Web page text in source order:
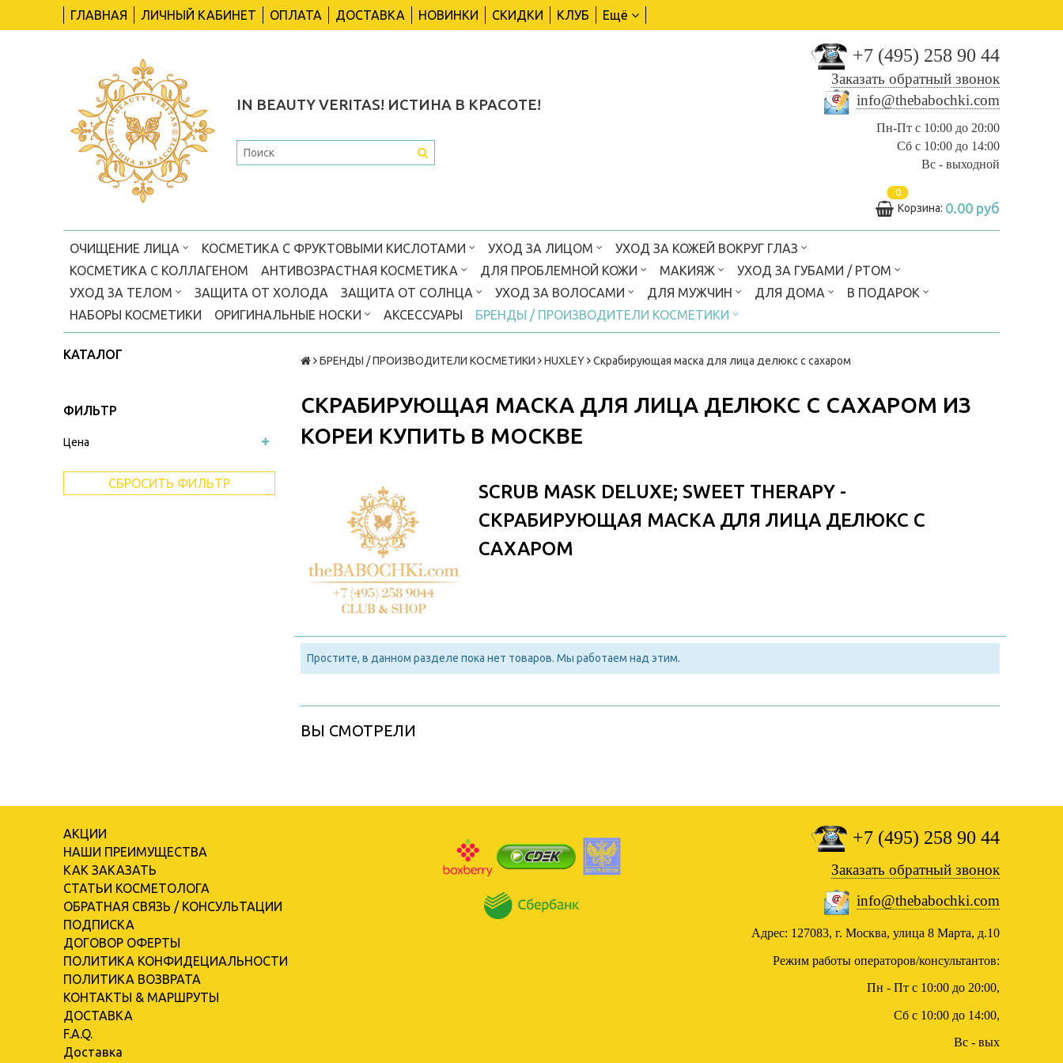
ГЛАВНАЯ ЛИЧНЫЙ КАБИНЕТ ОПЛАТА ДОСТАВКА НОВИНКИ СКИДКИ КЛУБ Ещё
IN BEAUTY VERITAS! ИСТИНА В КРАСОТЕ!
+7 (495) 258 90 44
Заказать обратный звонок
info@thebabochki.com
Пн-Пт с 10:00 до 20:00
Сб с 10:00 до 14:00
Вс - выходной
0
Корзина: 0.00 руб
ОЧИЩЕНИЕ ЛИЦА КОСМЕТИКА С ФРУКТОВЫМИ КИСЛОТАМИ УХОД ЗА ЛИЦОМ
УХОД ЗА КОЖЕЙ ВОКРУГ ГЛАЗ
КОСМЕТИКА С КОЛЛАГЕНОМ
АНТИВОЗРАСТНАЯ КОСМЕТИКА ДЛЯ ПРОБЛЕМНОЙ КОЖИ МАКИЯЖ
УХОД ЗА ГУБАМИ / РТОМ
УХОД ЗА ТЕЛОМ
ЗАЩИТА ОТ ХОЛОДА ЗАЩИТА ОТ СОЛНЦА УХОД ЗА ВОЛОСАМИ ДЛЯ МУЖЧИН ДЛЯ ДОМА
В ПОДАРОК
НАБОРЫ КОСМЕТИКИ
ОРИГИНАЛЬНЫЕ НОСКИ АКСЕССУАРЫ БРЕНДЫ / ПРОИЗВОДИТЕЛИ КОСМЕТИКИ
КАТАЛОГ
ФИЛЬТР
Цена
СБРОСИТЬ ФИЛЬТР
БРЕНДЫ / ПРОИЗВОДИТЕЛИ КОСМЕТИКИ HUXLEY Скрабирующая маска для лица делюкс с сахаром
СКРАБИРУЮЩАЯ МАСКА ДЛЯ ЛИЦА ДЕЛЮКС С САХАРОМ ИЗ
КОРЕИ КУПИТЬ В МОСКВЕ
SCRUB MASK DELUXE; SWEET THERAPY -
СКРАБИРУЮЩАЯ МАСКА ДЛЯ ЛИЦА ДЕЛЮКС С
САХАРОМ
Простите, в данном разделе пока нет товаров. Мы работаем над этим.
ВЫ СМОТРЕЛИ
АКЦИИ
НАШИ ПРЕИМУЩЕСТВА
КАК ЗАКАЗАТЬ
СТАТЬИ КОСМЕТОЛОГА
ОБРАТНАЯ СВЯЗЬ / КОНСУЛЬТАЦИИ
ПОДПИСКА
ДОГОВОР ОФЕРТЫ
ПОЛИТИКА КОНФИДЕЦИАЛЬНОСТИ
ПОЛИТИКА ВОЗВРАТА
КОНТАКТЫ & МАРШРУТЫ
ДОСТАВКА
F.A.Q.
Доставка
+7 (495) 258 90 44
Заказать обратный звонок
info@thebabochki.com
Адрес: 127083, г. Москва, улица 8 Марта, д.10
Режим работы операторов/консультантов:
Пн - Пт с 10:00 до 20:00,
Сб с 10:00 до 14:00,
Вс - вых